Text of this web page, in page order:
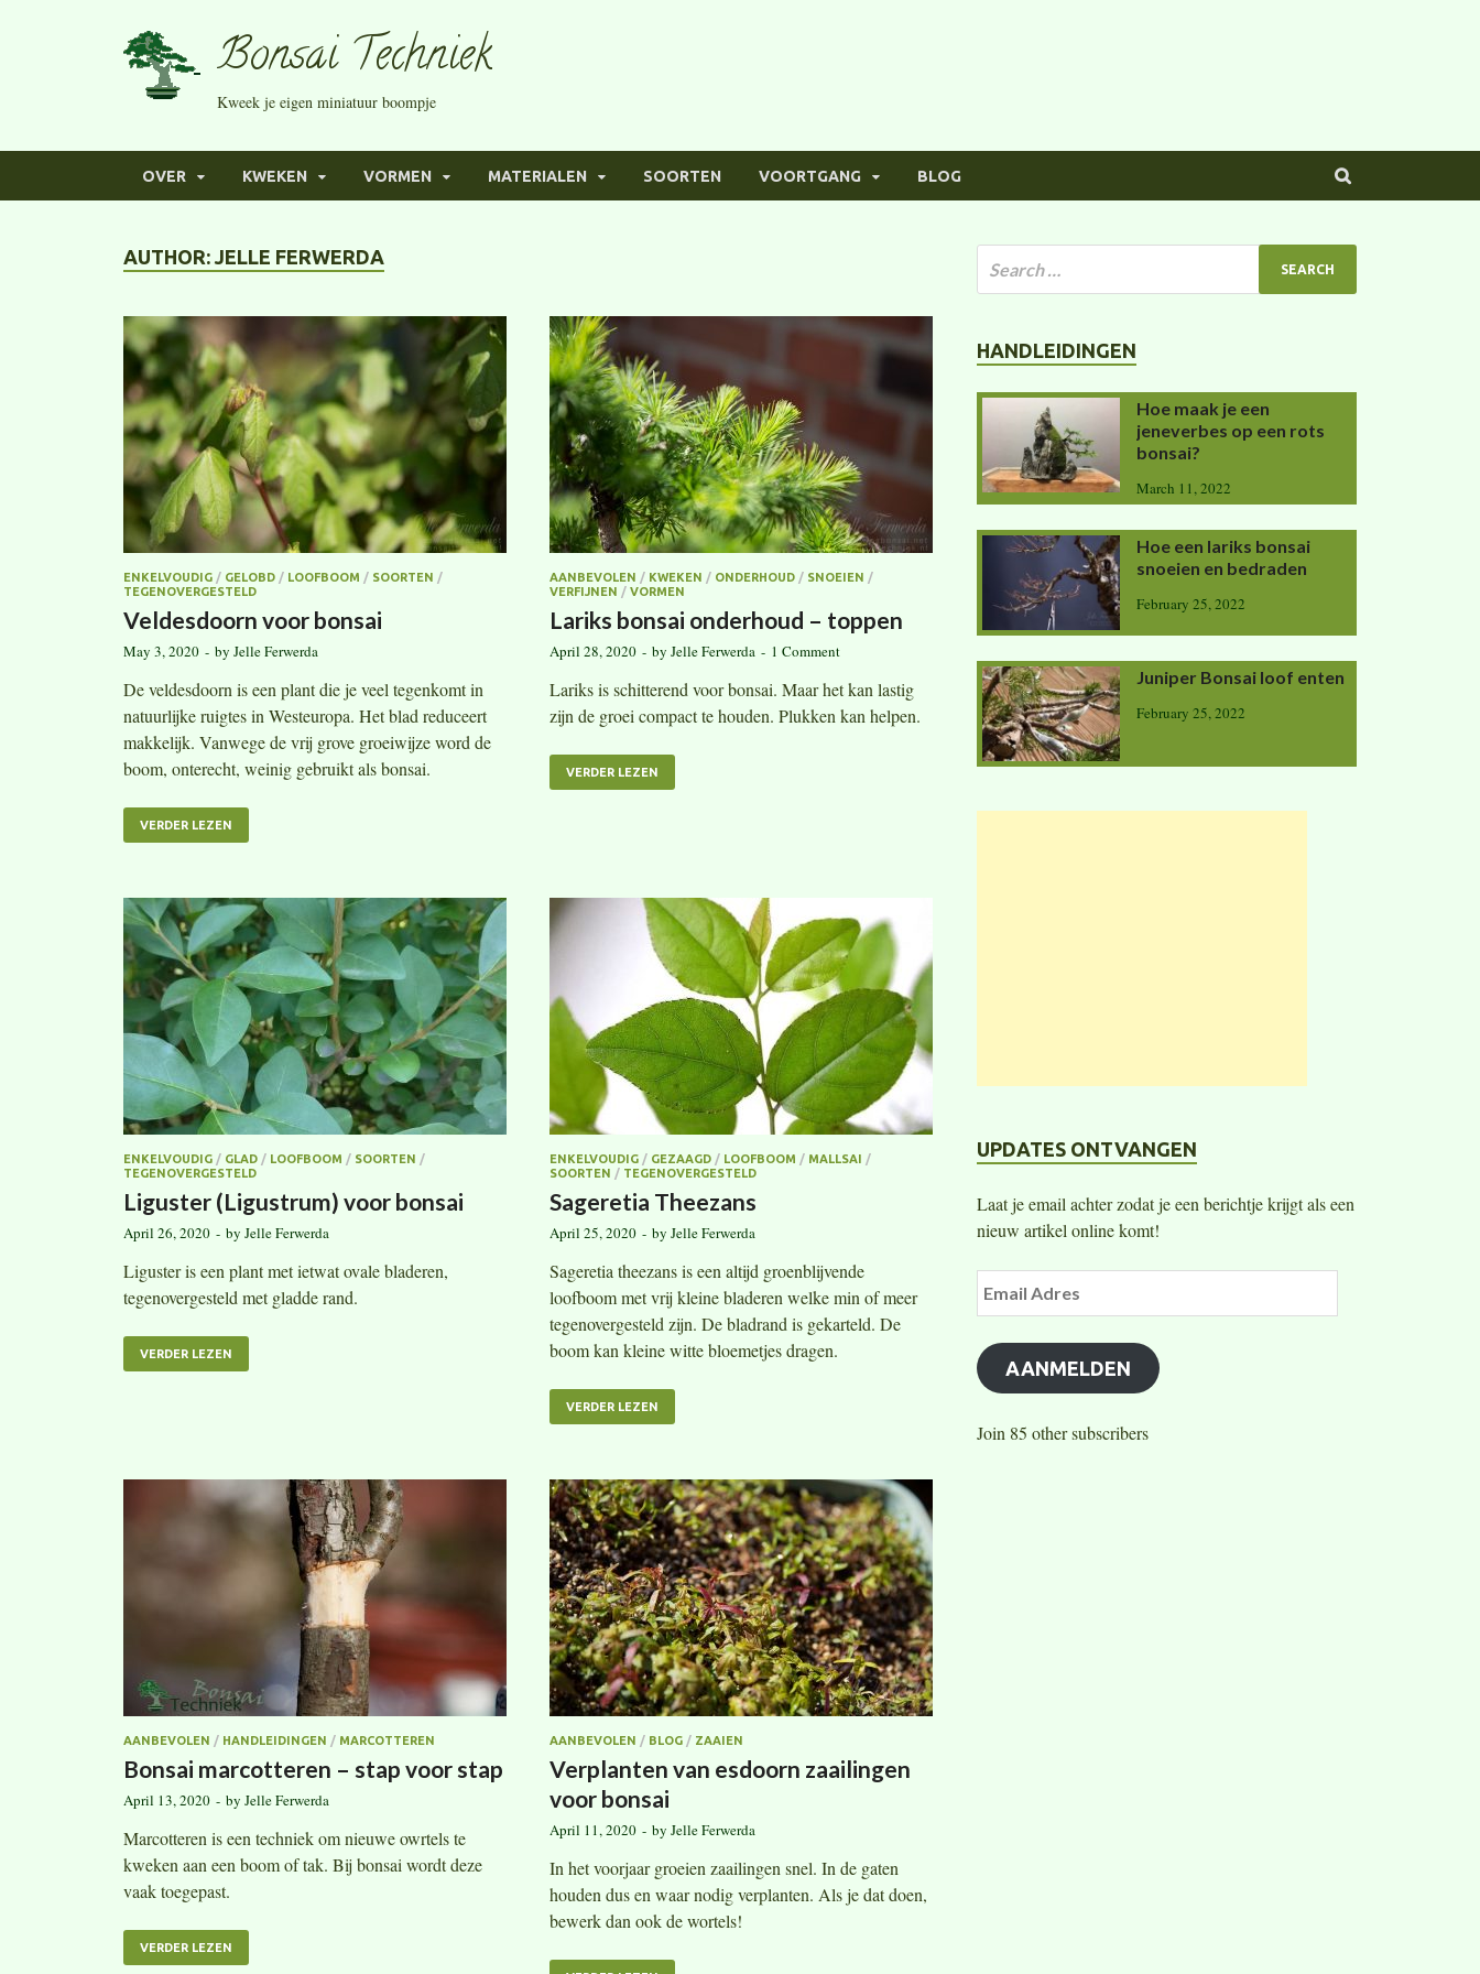
Bonsai Techniek
Kweek je eigen miniatuur boompje
OVER KWEKEN VORMEN MATERIALEN SOORTEN VOORTGANG BLOG
AUTHOR: JELLE FERWERDA
ENKELVOUDIG / GELOBD / LOOFBOOM / SOORTEN /
TEGENOVERGESTELD
Veldesdoorn voor bonsai
May 3, 2020 - by Jelle Ferwerda
De veldesdoorn is een plant die je veel tegenkomt in
natuurlijke ruigtes in Westeuropa. Het blad reduceert
makkelijk. Vanwege de vrij grove groeiwijze word de
boom, onterecht, weinig gebruikt als bonsai.
VERDER LEZEN
AANBEVOLEN / KWEKEN / ONDERHOUD / SNOEIEN /
VERFIJNEN / VORMEN
Lariks bonsai onderhoud – toppen
April 28, 2020 - by Jelle Ferwerda - 1 Comment
Lariks is schitterend voor bonsai. Maar het kan lastig
zijn de groei compact te houden. Plukken kan helpen.
VERDER LEZEN
ENKELVOUDIG / GLAD / LOOFBOOM / SOORTEN /
TEGENOVERGESTELD
Liguster (Ligustrum) voor bonsai
April 26, 2020 - by Jelle Ferwerda
Liguster is een plant met ietwat ovale bladeren,
tegenovergesteld met gladde rand.
VERDER LEZEN
ENKELVOUDIG / GEZAAGD / LOOFBOOM / MALLSAI /
SOORTEN / TEGENOVERGESTELD
Sageretia Theezans
April 25, 2020 - by Jelle Ferwerda
Sageretia theezans is een altijd groenblijvende
loofboom met vrij kleine bladeren welke min of meer
tegenovergesteld zijn. De bladrand is gekarteld. De
boom kan kleine witte bloemetjes dragen.
VERDER LEZEN
AANBEVOLEN / HANDLEIDINGEN / MARCOTTEREN
Bonsai marcotteren – stap voor stap
April 13, 2020 - by Jelle Ferwerda
Marcotteren is een techniek om nieuwe owrtels te
kweken aan een boom of tak. Bij bonsai wordt deze
vaak toegepast.
VERDER LEZEN
AANBEVOLEN / BLOG / ZAAIEN
Verplanten van esdoorn zaailingen
voor bonsai
April 11, 2020 - by Jelle Ferwerda
In het voorjaar groeien zaailingen snel. In de gaten
houden dus en waar nodig verplanten. Als je dat doen,
bewerk dan ook de wortels!
HANDLEIDINGEN
Hoe maak je een
jeneverbes op een rots
bonsai?
March 11, 2022
Hoe een lariks bonsai
snoeien en bedraden
February 25, 2022
Juniper Bonsai loof enten
February 25, 2022
UPDATES ONTVANGEN
Laat je email achter zodat je een berichtje krijgt als een
nieuw artikel online komt!
AANMELDEN
Join 85 other subscribers